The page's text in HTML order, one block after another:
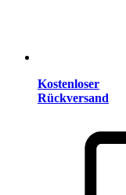
Kostenloser
Rückversand